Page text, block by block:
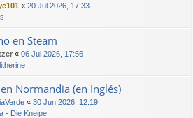
« 20 Jul 2026, 17:33
en Steam
« 06 Jul 2026, 17:56
Normandia (en Inglés)
« 30 Jun 2026, 12:19
- Die Kneipe